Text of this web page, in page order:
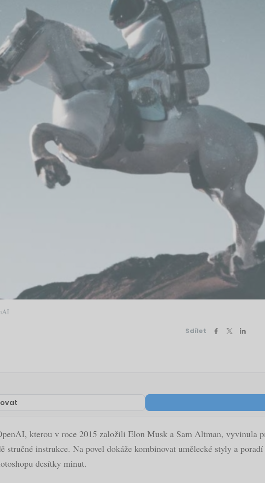
Sdílet
kterou v roce 2015 založili Elon Musk a Sam Altman, vyvinula
stručné instrukce. Na povel dokáže kombinovat umělecké styly a
desítky minut.